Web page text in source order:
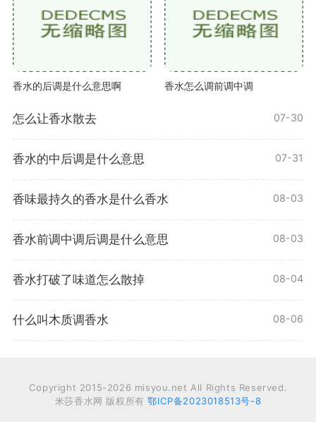
香水的后调是什么意思啊 香水怎么调前调中调
怎么让香水散去 07-30
香水的中后调是什么意思 07-31
香味最持久的香水是什么香水 08-03
香水前调中调后调是什么意思 08-03
香水打破了味道怎么散掉 08-04
什么叫木质调香水 08-06
Copyright 2015-2026 misyou.net All Rights Reserved.
米莎香水网 版权所有鄂ICP备2023018513号-8